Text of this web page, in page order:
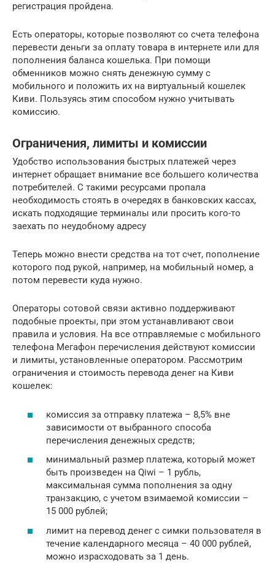
регистрация пройдена.
Есть операторы, которые позволяют со счета телефона
перевести деньги за оплату товара в интернете или для
пополнения баланса кошелька. При помощи
обменников можно снять денежную сумму с
мобильного и положить их на виртуальный кошелек
Киви. Пользуясь этим способом нужно учитывать
комиссию.
Ограничения, лимиты и комиссии
Удобство использования быстрых платежей через
интернет обращает внимание все большего количества
потребителей. С такими ресурсами пропала
необходимость стоять в очередях в банковских кассах,
искать подходящие терминалы или просить кого-то
заехать по неудобному адресу
Теперь можно внести средства на тот счет, пополнение
которого под рукой, например, на мобильный номер, а
потом перевести куда нужно.
Операторы сотовой связи активно поддерживают
подобные проекты, при этом устанавливают свои
правила и условия. На все отправляемые с мобильного
телефона Мегафон перечисления действуют комиссии
и лимиты, установленные оператором. Рассмотрим
ограничения и стоимость перевода денег на Киви
кошелек:
комиссия за отправку платежа – 8,5% вне
зависимости от выбранного способа
перечисления денежных средств;
минимальный размер платежа, который может
быть произведен на Qiwi – 1 рубль,
максимальная сумма пополнения за одну
транзакцию, с учетом взимаемой комиссии –
15 000 рублей;
лимит на перевод денег с симки пользователя в
течение календарного месяца – 40 000 рублей,
можно израсходовать за 1 день.